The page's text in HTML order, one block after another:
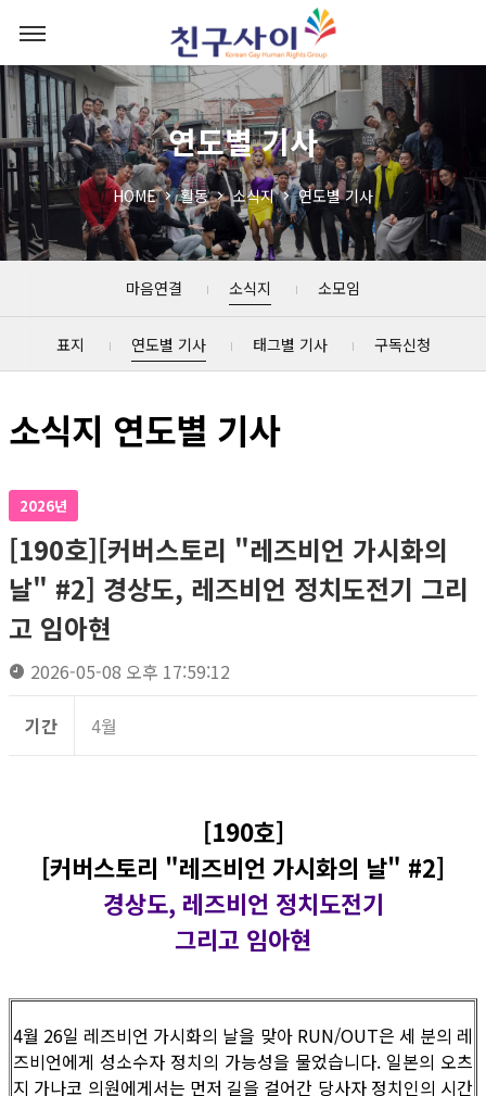
연도별 기사
HOME 활동 소식지 연도별 기사
마음연결 소식지 소모임
표지 연도별 기사 태그별 기사 구독신청
소식지 연도별 기사
2026년
[190호][커버스토리 "레즈비언 가시화의
날" #2] 경상도, 레즈비언 정치도전기 그리
고 임아현
2026-05-08 오후 17:59:12
기간 4월
[190호]
[커버스토리 "레즈비언 가시화의 날" #2]
경상도, 레즈비언 정치도전기
그리고 임아현
4월 26일 레즈비언 가시화의 날을 맞아 RUN/OUT은 세 분의 레
즈비언에게 성소수자 정치의 가능성을 물었습니다. 일본의 오츠
지 가나코 의원에게서는 먼저 길을 걸어간 당사자 정치인의 시간